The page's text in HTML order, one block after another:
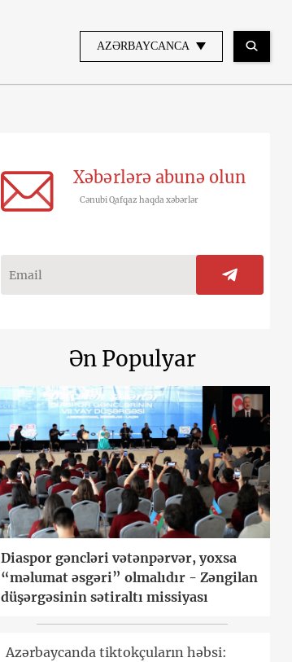
AZƏRBAYCANCA
Xəbərlərə abunə olun
Cənubi Qafqaz haqda xəbərlər
Ən Populyar
Diaspor gəncləri vətənpərvər, yoxsa
“məlumat əsgəri” olmalıdır - Zəngilan
düşərgəsinin sətiraltı missiyası
Azərbaycanda tiktokçuların həbsi: